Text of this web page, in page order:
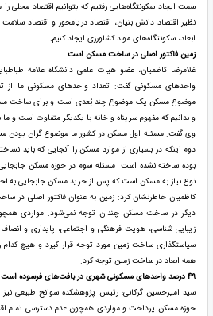
سمت ایجاد سکونتگاه‌هایی رفتیم که بتوانیم اقتصاد محلی را
نظیر اقتصاد دانش بنیان، اقتصاد دریامحور و اقتصاد سلامت
ابعاد، سکونتگاه‌های مولد کشاورزی ایجاد کنیم.
زمین فاکتور اصلی در ساخت مسکن است
غلامرضا کاظمیان، عضو هیات علمی دانشگاه علامه
واحدهای مسکونی گفت: تعداد واحدهای مسکونی ما از
موضوع مسکن یک موضوع چند بُعدی است و برای ساخت
و بدانیم که مفهوم سرپناه و خانه با یکدیگر متفاوت است و ما
وی گفت: مسئله اول مسکن در کشور ما موضوع گران بودن
دوم اینکه در بسیاری از موارد مسکن را آنجایی که باید
بوده ساخته نشده است. مسئله سوم در حوزه مسکن
نوع نیاز به مسکن است که پس از خرید مسکن جابجایی به
کاظمیان خاطرنشان کرد: زمین به عنوان فاکتور اصلی
دیگر در ساخت مسکن چندان توجه نمی‌شود. مواردی
زیبایی شناسی، هویت فرهنگی و اجتماعی، پایداری و
سیاستگذاری ساخت زمین مورد توجه قرار گیرد و هیچ کدام
همه ابعاد در ساخت زمین توجه کرد.
۴۹ درصد واحدهای مسکونی شهری در بافت‌های فرسوده است
سید امیرحسین گرکانی؛ رئیس پژوهشکده سوانح طبیعی
حوزه مسکن پرداخت و مواردی همچون عدم دسترسی تمام